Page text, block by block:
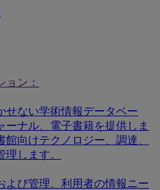
ン：
せない学術情報データベー
ーナル、電子書籍を提供しま
館向けテクノロジー、調達、
理します。
よび管理、利用者の情報ニー